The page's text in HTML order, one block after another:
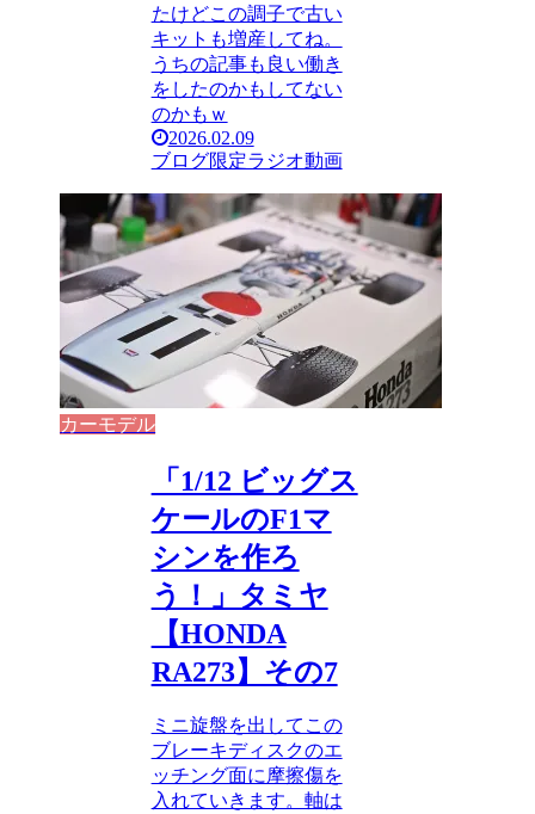
たけどこの調子で古い
キットも増産してね。
うちの記事も良い働き
をしたのかもしてない
のかもｗ
2026.02.09
ブログ限定ラジオ動画
カーモデル
「1/12 ビッグス
ケールのF1マ
シンを作ろ
う！」タミヤ
【HONDA
RA273】その7
ミニ旋盤を出してこの
ブレーキディスクのエ
ッチング面に摩擦傷を
入れていきます。軸は